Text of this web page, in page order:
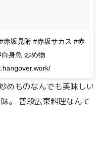
赤坂見附 #赤坂サカス #赤
身魚 炒め物
めものなんでも美味しい
。 普段広東料理なんて